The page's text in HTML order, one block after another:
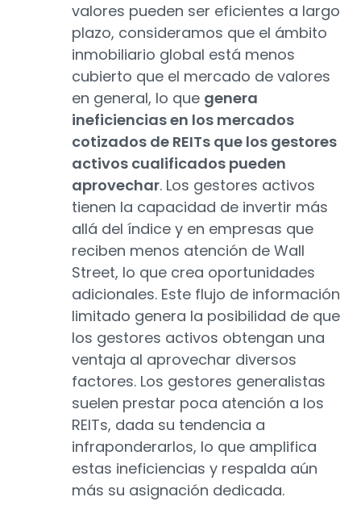
valores pueden ser eficientes a largo
plazo, consideramos que el ámbito
inmobiliario global está menos
cubierto que el mercado de valores
en general, lo que genera
ineficiencias en los mercados
cotizados de REITs que los gestores
activos cualificados pueden
aprovechar. Los gestores activos
tienen la capacidad de invertir más
allá del índice y en empresas que
reciben menos atención de Wall
Street, lo que crea oportunidades
adicionales. Este flujo de información
limitado genera la posibilidad de que
los gestores activos obtengan una
ventaja al aprovechar diversos
factores. Los gestores generalistas
suelen prestar poca atención a los
REITs, dada su tendencia a
infraponderarlos, lo que amplifica
estas ineficiencias y respalda aún
más su asignación dedicada.